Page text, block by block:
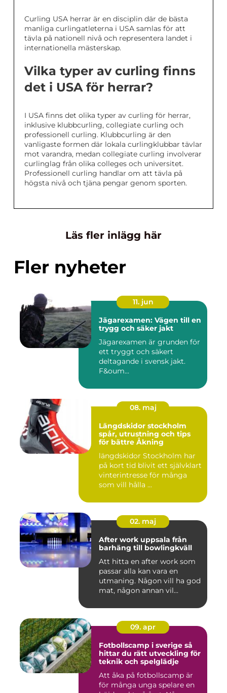
Curling USA herrar är en disciplin där de bästa
manliga curlingatleterna i USA samlas för att
tävla på nationell nivå och representera landet i
internationella mästerskap.
Vilka typer av curling finns
det i USA för herrar?
I USA finns det olika typer av curling för herrar,
inklusive klubbcurling, collegiate curling och
professionell curling. Klubbcurling är den
vanligaste formen där lokala curlingklubbar tävlar
mot varandra, medan collegiate curling involverar
curlinglag från olika colleges och universitet.
Professionell curling handlar om att tävla på
högsta nivå och tjäna pengar genom sporten.
Läs fler inlägg här
Fler nyheter
11. jun
Jägarexamen: Vägen till en
trygg och säker jakt
Jägarexamen är grunden för
ett tryggt och säkert
deltagande i svensk jakt.
F&oum...
08. maj
Längdskidor stockholm
spår, utrustning och tips
för bättre Åkning
längdskidor Stockholm har
på kort tid blivit ett självklart
vinterintresse för många
som vill hålla ...
02. maj
After work uppsala från
barhäng till bowlingkväll
Att hitta en after work som
passar alla kan vara en
utmaning. Någon vill ha god
mat, någon annan vil...
09. apr
Fotbollscamp i sverige så
hittar du rätt utveckling för
teknik och spelglädje
Att åka på fotbollscamp är
för många unga spelare en